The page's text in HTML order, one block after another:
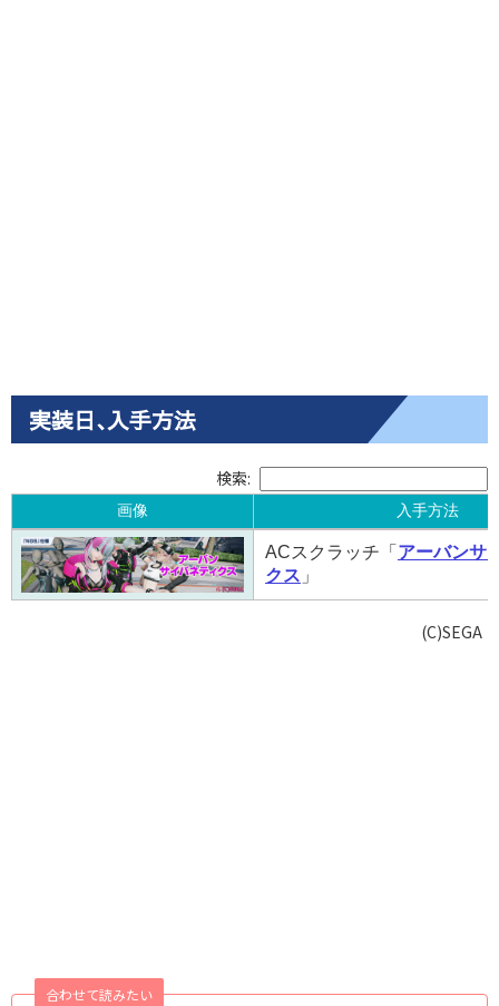
実装日､入手方法
検索:
画像 入手方法
画像 入手方法
ACスクラッチ「 アーバンサ
クス 」
(C)SEGA
合わせて読みたい